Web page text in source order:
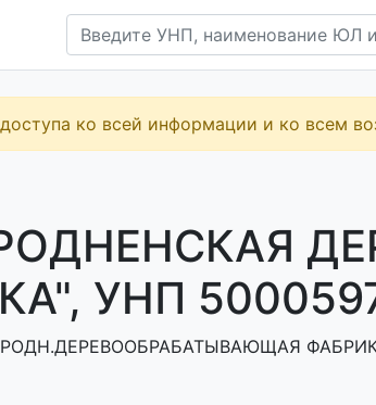
ко всей информации и ко всем
УНП
ФАБРИКА"